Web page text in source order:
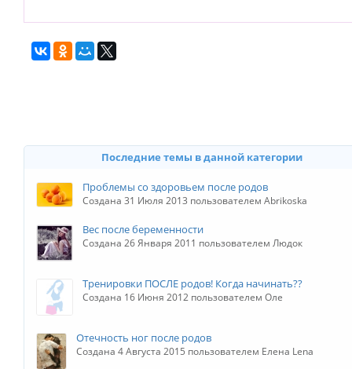
Последние темы в данной категории
Проблемы со здоровьем после родов
Создана 31 Июля 2013 пользователем Abrikoska
Вес после беременности
Создана 26 Января 2011 пользователем Людок
Тренировки ПОСЛЕ родов! Когда начинать??
Создана 16 Июня 2012 пользователем Оле
Отечность ног после родов
Создана 4 Августа 2015 пользователем Елена Lena